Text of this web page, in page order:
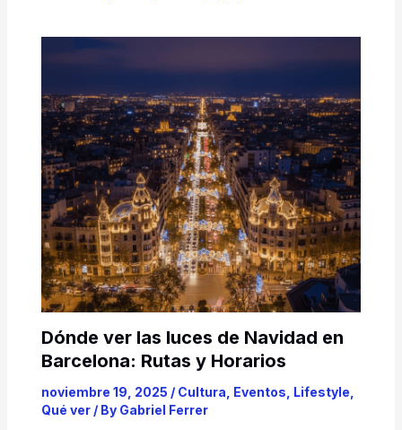
Dónde ver las luces de Navidad en
Barcelona: Rutas y Horarios
noviembre 19, 2025 / Cultura Eventos Lifestyle
Qué ver/ By Gabriel Ferrer